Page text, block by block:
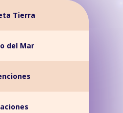
Tierra
del Mar